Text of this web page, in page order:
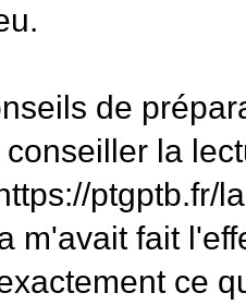
de
la
ptgptb.fr/
m'avait fait
ce